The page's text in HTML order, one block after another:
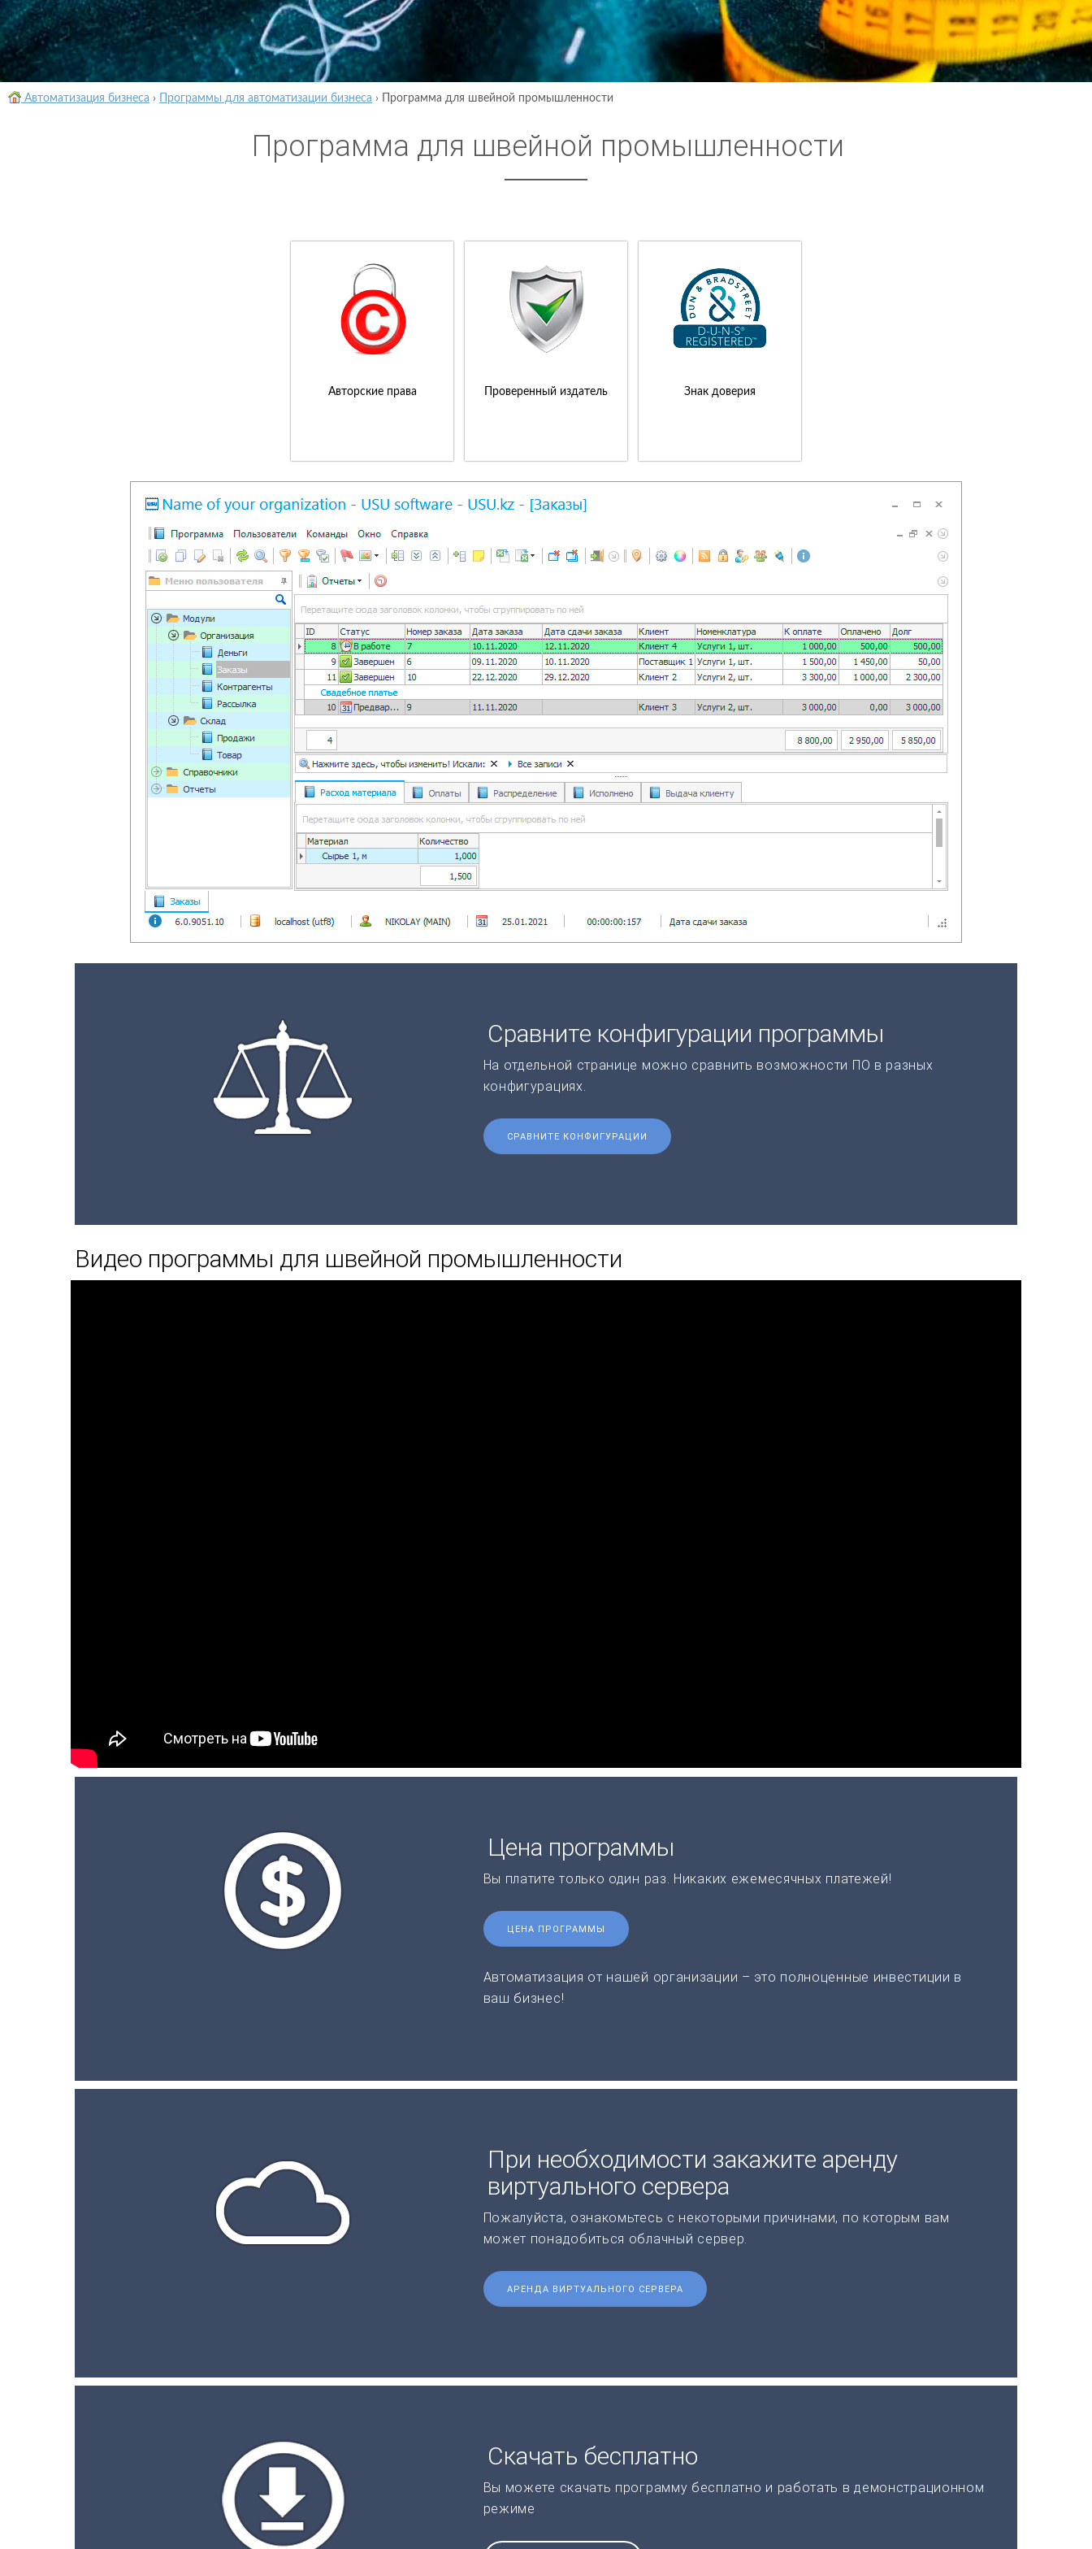
Автоматизация бизнеса › Программы для автоматизации бизнеса › Программа для швейной промышленности
Программа для швейной промышленности
Авторские права Проверенный издатель Знак доверия
Сравните конфигурации программы
На отдельной странице можно сравнить возможности ПО в разных
конфигурациях.
СРАВНИТЕ КОНФИГУРАЦИИ
Видео программы для швейной промышленности
Цена программы
Вы платите только один раз. Никаких ежемесячных платежей!
ЦЕНА ПРОГРАММЫ
Автоматизация от нашей организации – это полноценные инвестиции в
ваш бизнес!
При необходимости закажите аренду
виртуального сервера
Пожалуйста, ознакомьтесь с некоторыми причинами, по которым вам
может понадобиться облачный сервер.
АРЕНДА ВИРТУАЛЬНОГО СЕРВЕРА
Скачать бесплатно
Вы можете скачать программу бесплатно и работать в демонстрационном
режиме